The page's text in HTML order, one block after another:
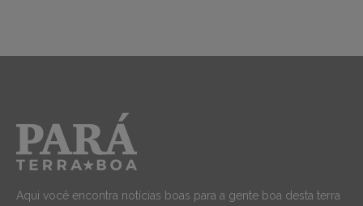
Aqui você encontra notícias boas para a gente boa desta terra